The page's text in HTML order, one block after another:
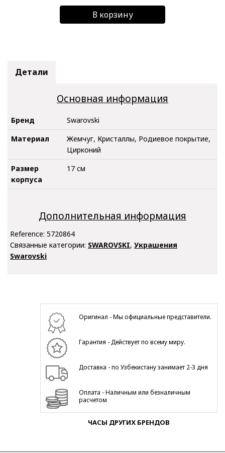
В корзину
Детали
Основная информация
Бренд
Swarovski
Материал
Жемчуг, Кристаллы, Родиевое покрытие,
Цирконий
Размер
корпуса
17 см
Дополнительная информация
Reference: 5720864
Связанные категории: SWAROVSKI, Украшения
Swarovski
Оригинал - Мы официальные представители.
Гарантия - Действует по всему миру.
Доставка - по Узбекистану занимает 2-3 дня
Оплата - Наличным или безналичным
расчетом
ЧАСЫ ДРУГИХ БРЕНДОВ